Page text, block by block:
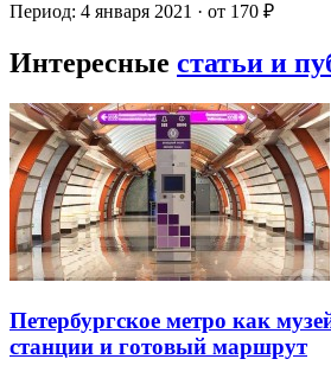
Период: 4 января 2021 · от 170 ₽
Интересные статьи и
Петербургское метро как
станции и готовый маршрут